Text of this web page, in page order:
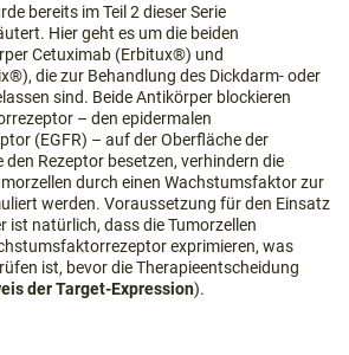
bereits im Teil 2 dieser Serie
Hier geht es um die beiden
Cetuximab (Erbitux®) und
die zur Behandlung des Dickdarm- oder
sind. Beide Antikörper blockieren
– den epidermalen
(EGFR) – auf der Oberfläche der
den Rezeptor besetzen, verhindern die
durch einen Wachstumsfaktor zur
werden. Voraussetzung für den Einsatz
ist natürlich, dass die Tumorzellen
exprimieren, was
ist, bevor die Therapieentscheidung
der Target-Expression).